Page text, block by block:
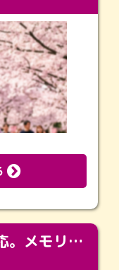
急な依頼にも寄り添う対応。メモリアルコーナーで振り返る大切な日々